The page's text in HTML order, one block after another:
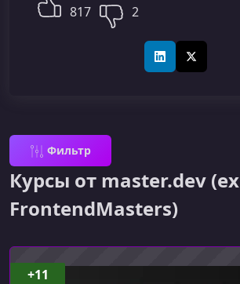
817 2
LinkedInX (Twitter)
Фильтр
Курсы от master.dev (ex
FrontendMasters)
+11